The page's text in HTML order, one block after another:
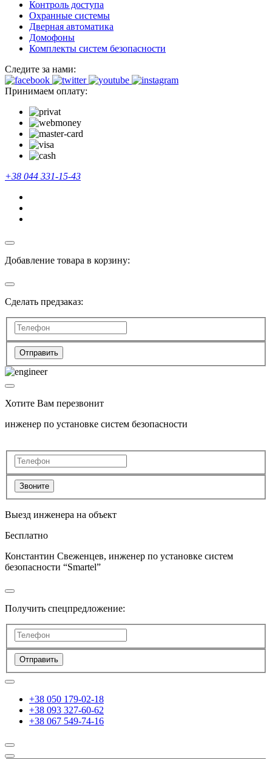
Контроль доступа
Охранные системы
Дверная автоматика
Домофоны
Комплекты систем безопасности
Следите за нами:
Принимаем оплату:
+38 044 331-15-43
Добавление товара в корзину:
Сделать предзаказ:
Отправить
Хотите Вам перезвонит
инженер по установке систем безопасности
Звоните
Выезд инженера на объект
Бесплатно
Константин Свеженцев, инженер по установке систем
безопасности “Smartel”
Получить спецпредложение:
Отправить
+38 050 179-02-18
+38 093 327-60-62
+38 067 549-74-16